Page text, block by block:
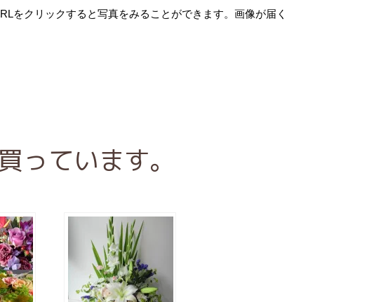
をクリックすると写真をみることができます。画像が届く
っています。